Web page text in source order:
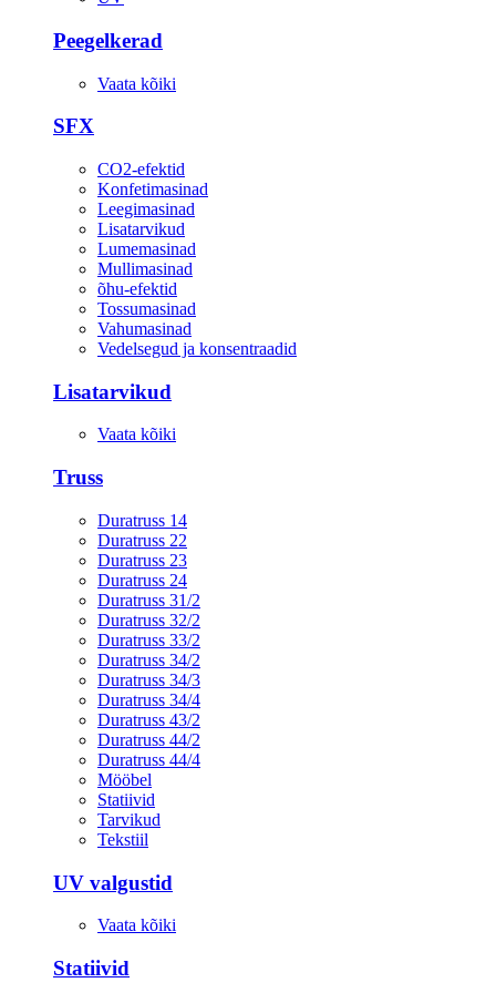
Peegelkerad
Vaata kõiki
SFX
CO2-efektid
Konfetimasinad
Leegimasinad
Lisatarvikud
Lumemasinad
Mullimasinad
õhu-efektid
Tossumasinad
Vahumasinad
Vedelsegud ja konsentraadid
Lisatarvikud
Vaata kõiki
Truss
Duratruss 14
Duratruss 22
Duratruss 23
Duratruss 24
Duratruss 31/2
Duratruss 32/2
Duratruss 33/2
Duratruss 34/2
Duratruss 34/3
Duratruss 34/4
Duratruss 43/2
Duratruss 44/2
Duratruss 44/4
Mööbel
Statiivid
Tarvikud
Tekstiil
UV valgustid
Vaata kõiki
Statiivid